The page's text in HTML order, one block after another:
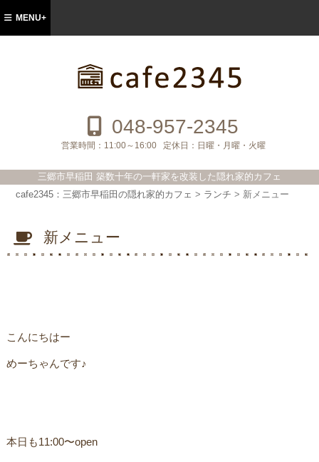
ェ
048-957-2345
営業時間： 11:00～16:00 定休日： 日曜・月曜・火曜
三郷市早稲田 築数十年の一軒家を改装した隠れ家的カフェ
MENU+
cafe2345：三郷市早稲田の隠れ家的カフェ > ランチ > 新メニュー
新メニュー
こんにちはー
めーちゃんです♪
本日も11:00〜open